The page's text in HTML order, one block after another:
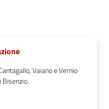
Vaiano e Vernio
Bisenzio.